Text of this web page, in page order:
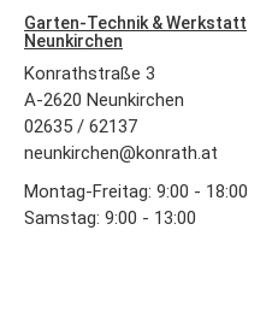
Garten-Technik & Werkstatt
Neunkirchen
Konrathstraße 3
A-2620 Neunkirchen
02635 / 62137
neunkirchen@konrath.at
Montag-Freitag: 9:00 - 18:00
Samstag: 9:00 - 13:00